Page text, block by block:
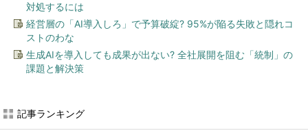
対処するには
経営層の「AI導入しろ」で予算破綻? 95%が陥る失敗と隠れコ
ストのわな
生成AIを導入しても成果が出ない? 全社展開を阻む「統制」の
課題と解決策
記事ランキング